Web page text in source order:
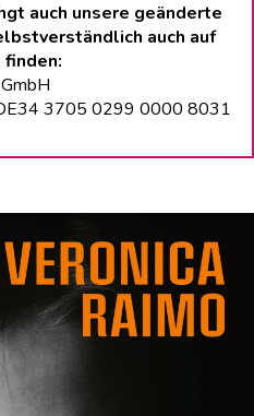
auch unsere geänderte
auch auf
finden:
3705 0299 0000 8031